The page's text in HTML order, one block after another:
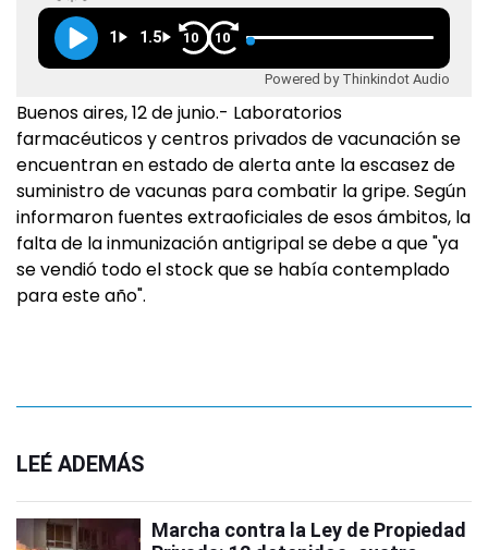
1 1.5 10 10
Powered by Thinkindot Audio
Buenos aires, 12 de junio.- Laboratorios
farmacéuticos y centros privados de vacunación se
encuentran en estado de alerta ante la escasez de
suministro de vacunas para combatir la gripe. Según
informaron fuentes extraoficiales de esos ámbitos, la
falta de la inmunización antigripal se debe a que "ya
se vendió todo el stock que se había contemplado
para este año".
LEÉ ADEMÁS
Marcha contra la Ley de Propiedad